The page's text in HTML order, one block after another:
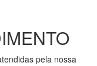
pela nossa